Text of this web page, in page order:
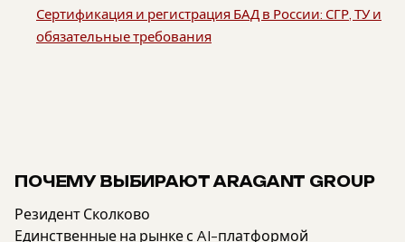
Сертификация и регистрация БАД в России: СГР, ТУ и
обязательные требования
ПОЧЕМУ ВЫБИРАЮТ ARAGANT GROUP
Резидент Сколково
Единственные на рынке с AI-платформой